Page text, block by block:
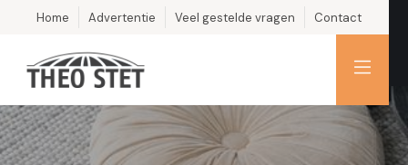
Home Advertentie Veel gestelde vragen Contact